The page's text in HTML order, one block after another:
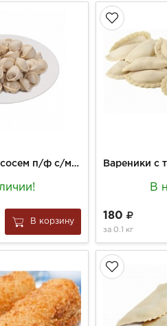
Пельмени с лососем п/ф с/м вес.
В корзину
В
180
за0.1 кг